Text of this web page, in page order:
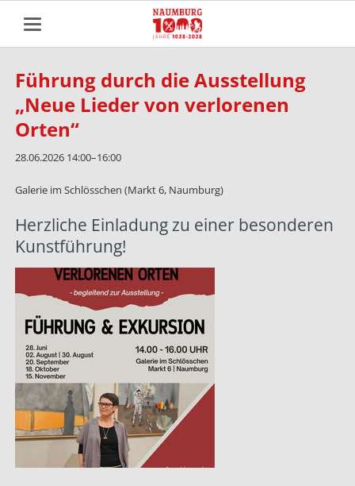
Führung durch die Ausstellung
„Neue Lieder von verlorenen
Orten“
28.06.2026 14:00–16:00
Galerie im Schlösschen (Markt 6, Naumburg)
Herzliche Einladung zu einer besonderen
Kunstführung!